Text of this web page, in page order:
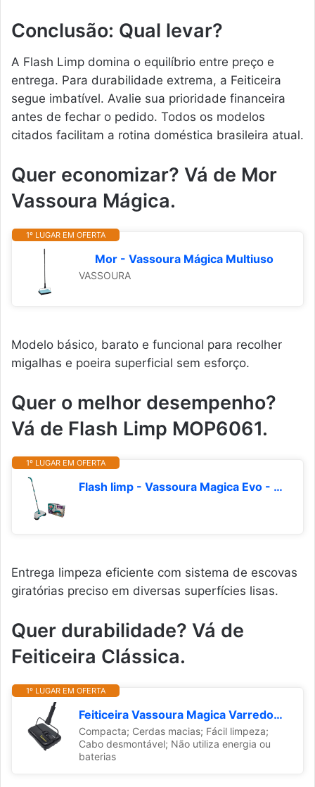
Conclusão: Qual levar?
A Flash Limp domina o equilíbrio entre preço e
entrega. Para durabilidade extrema, a Feiticeira
segue imbatível. Avalie sua prioridade financeira
antes de fechar o pedido. Todos os modelos
citados facilitam a rotina doméstica brasileira atual.
Quer economizar? Vá de Mor
Vassoura Mágica.
1º LUGAR EM OFERTA
Mor - Vassoura Mágica Multiuso
VASSOURA
Modelo básico, barato e funcional para recolher
migalhas e poeira superficial sem esforço.
Quer o melhor desempenho?
Vá de Flash Limp MOP6061.
1º LUGAR EM OFERTA
Flash limp - Vassoura Magica Evo - MOP0185
Entrega limpeza eficiente com sistema de escovas
giratórias preciso em diversas superfícies lisas.
Quer durabilidade? Vá de
Feiticeira Clássica.
1º LUGAR EM OFERTA
Feiticeira Vassoura Magica Varredoura Carpetes Tapetes Pelos
Compacta; Cerdas macias; Fácil limpeza;
Cabo desmontável; Não utiliza energia ou
baterias